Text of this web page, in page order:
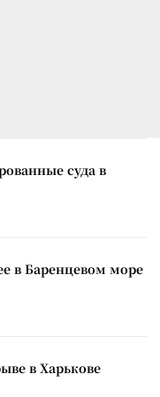
суда в
в Баренцевом море
СМИ сообщили о взрыве в Харькове